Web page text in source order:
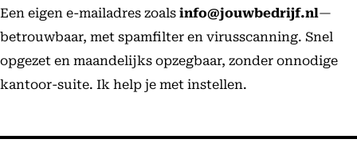
Een eigen e-mailadres zoals info@jouwbedrijf.nl—
betrouwbaar, met spamfilter en virusscanning. Snel
opgezet en maandelijks opzegbaar, zonder onnodige
kantoor-suite. Ik help je met instellen.